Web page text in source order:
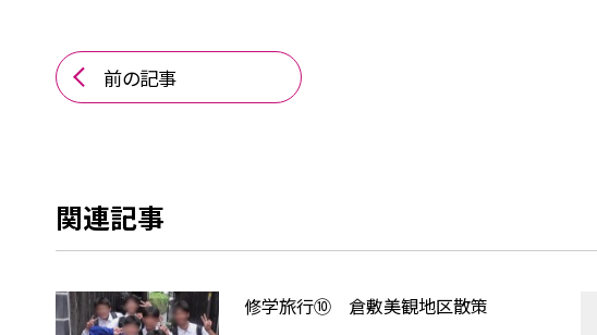
前の記事
関連記事
修学旅行⑩ 倉敷美観地区散策